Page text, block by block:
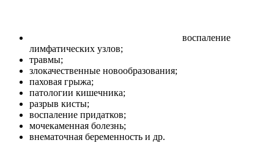
воспаление
лимфатических узлов;
травмы;
злокачественные новообразования;
паховая грыжа;
патологии кишечника;
разрыв кисты;
воспаление придатков;
мочекаменная болезнь;
внематочная беременность и др.